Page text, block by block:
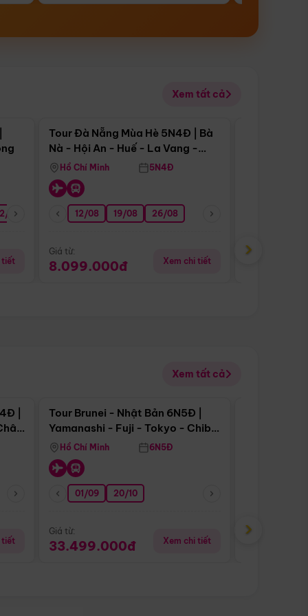
Xem tất cả
08 26/08 05/09 09/09 12/09
tiết
Điểm nổi bật
Tour Đà Nẵng Mùa Hè 5N4Đ | Bà
Nà - Hội An - Huế - La Vang -
Động Thiên Đường
Hồ Chí Minh 5N4Đ
12/08 19/08 26/08
Giá từ:
8.099.000đ Xem chi tiết
Giá từ:
›
Xem tất cả
|
tiết
Điểm nổi bật
Tour Brunei - Nhật Bản 6N5Đ |
Yamanashi - Fuji - Tokyo - Chiba
- Freeday
Hồ Chí Minh 6N5Đ
01/09 20/10
Giá từ:
33.499.000đ Xem chi tiết
Giá từ:
›